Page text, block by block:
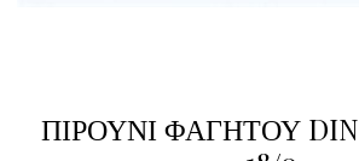
ΠΙΡΟΥΝΙ ΦΑΓΗΤΟΥ